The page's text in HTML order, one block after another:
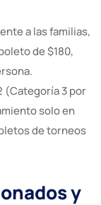
a las familias,
de $180,
(Categoría 3 por
solo en
de torneos
y